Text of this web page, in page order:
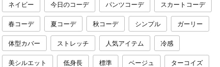
ネイビー 今日のコーデ パンツコーデ スカートコーデ
春コーデ 夏コーデ 秋コーデ シンプル ガーリー
体型カバー ストレッチ 人気アイテム 冷感
美シルエット 低身長 標準 ベージュ ターコイズ